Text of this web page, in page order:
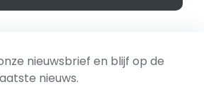
nieuwsbrief en blijf op de
nieuws.